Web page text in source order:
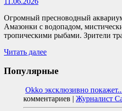
Огромный пресноводный
Амазонки с водопадом,
тропическими рыбами. Зрители
Читать далее
Популярные
Okko эксклюзивно
комментариев | Журналист